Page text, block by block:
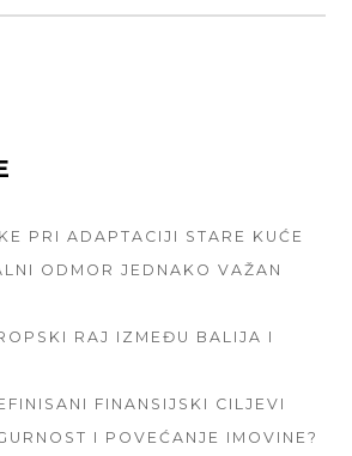
PRI ADAPTACIJI STARE KUĆE
ODMOR JEDNAKO VAŽAN
RAJ IZMEĐU BALIJA I
FINANSIJSKI CILJEVI
I POVEĆANJE IMOVINE?